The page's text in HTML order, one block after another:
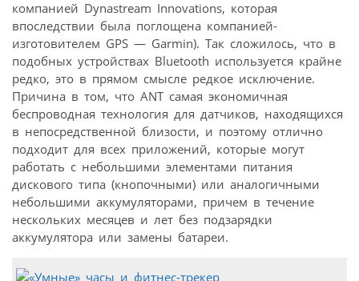
компанией Dynastream Innovations, которая
впоследствии была поглощена компанией-
изготовителем GPS — Garmin). Так сложилось, что в
подобных устройствах Bluetooth используется крайне
редко, это в прямом смысле редкое исключение.
Причина в том, что ANT самая экономичная
беспроводная технология для датчиков, находящихся
в непосредственной близости, и поэтому отлично
подходит для всех приложений, которые могут
работать с небольшими элементами питания
дискового типа (кнопочными) или аналогичными
небольшими аккумуляторами, причем в течение
нескольких месяцев и лет без подзарядки
аккумулятора или замены батареи.